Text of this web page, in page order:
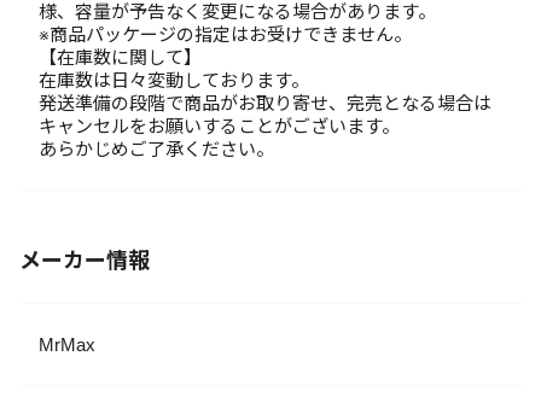
様、容量が予告なく変更になる場合があります。
※商品パッケージの指定はお受けできません。
【在庫数に関して】
在庫数は日々変動しております。
発送準備の段階で商品がお取り寄せ、完売となる場合は
キャンセルをお願いすることがございます。
あらかじめご了承ください。
メーカー情報
MrMax